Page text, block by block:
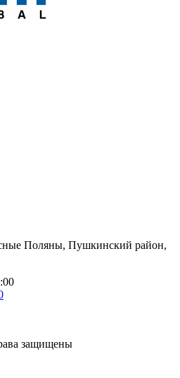
Поляны, Пушкинский район,
защищены